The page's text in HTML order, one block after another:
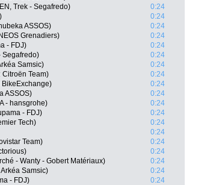
Trek - Segafredo)
0:24
0:24
ASSOS)
0:24
Grenadiers)
0:24
- FDJ)
0:24
Segafredo)
0:24
Samsic)
0:24
Citroën Team)
0:24
BikeExchange)
0:24
ASSOS)
0:24
- hansgrohe)
0:24
- FDJ)
0:24
Tech)
0:24
0:24
Team)
0:24
0:24
- Wanty - Gobert Matériaux)
0:24
Samsic)
0:24
- FDJ)
0:24